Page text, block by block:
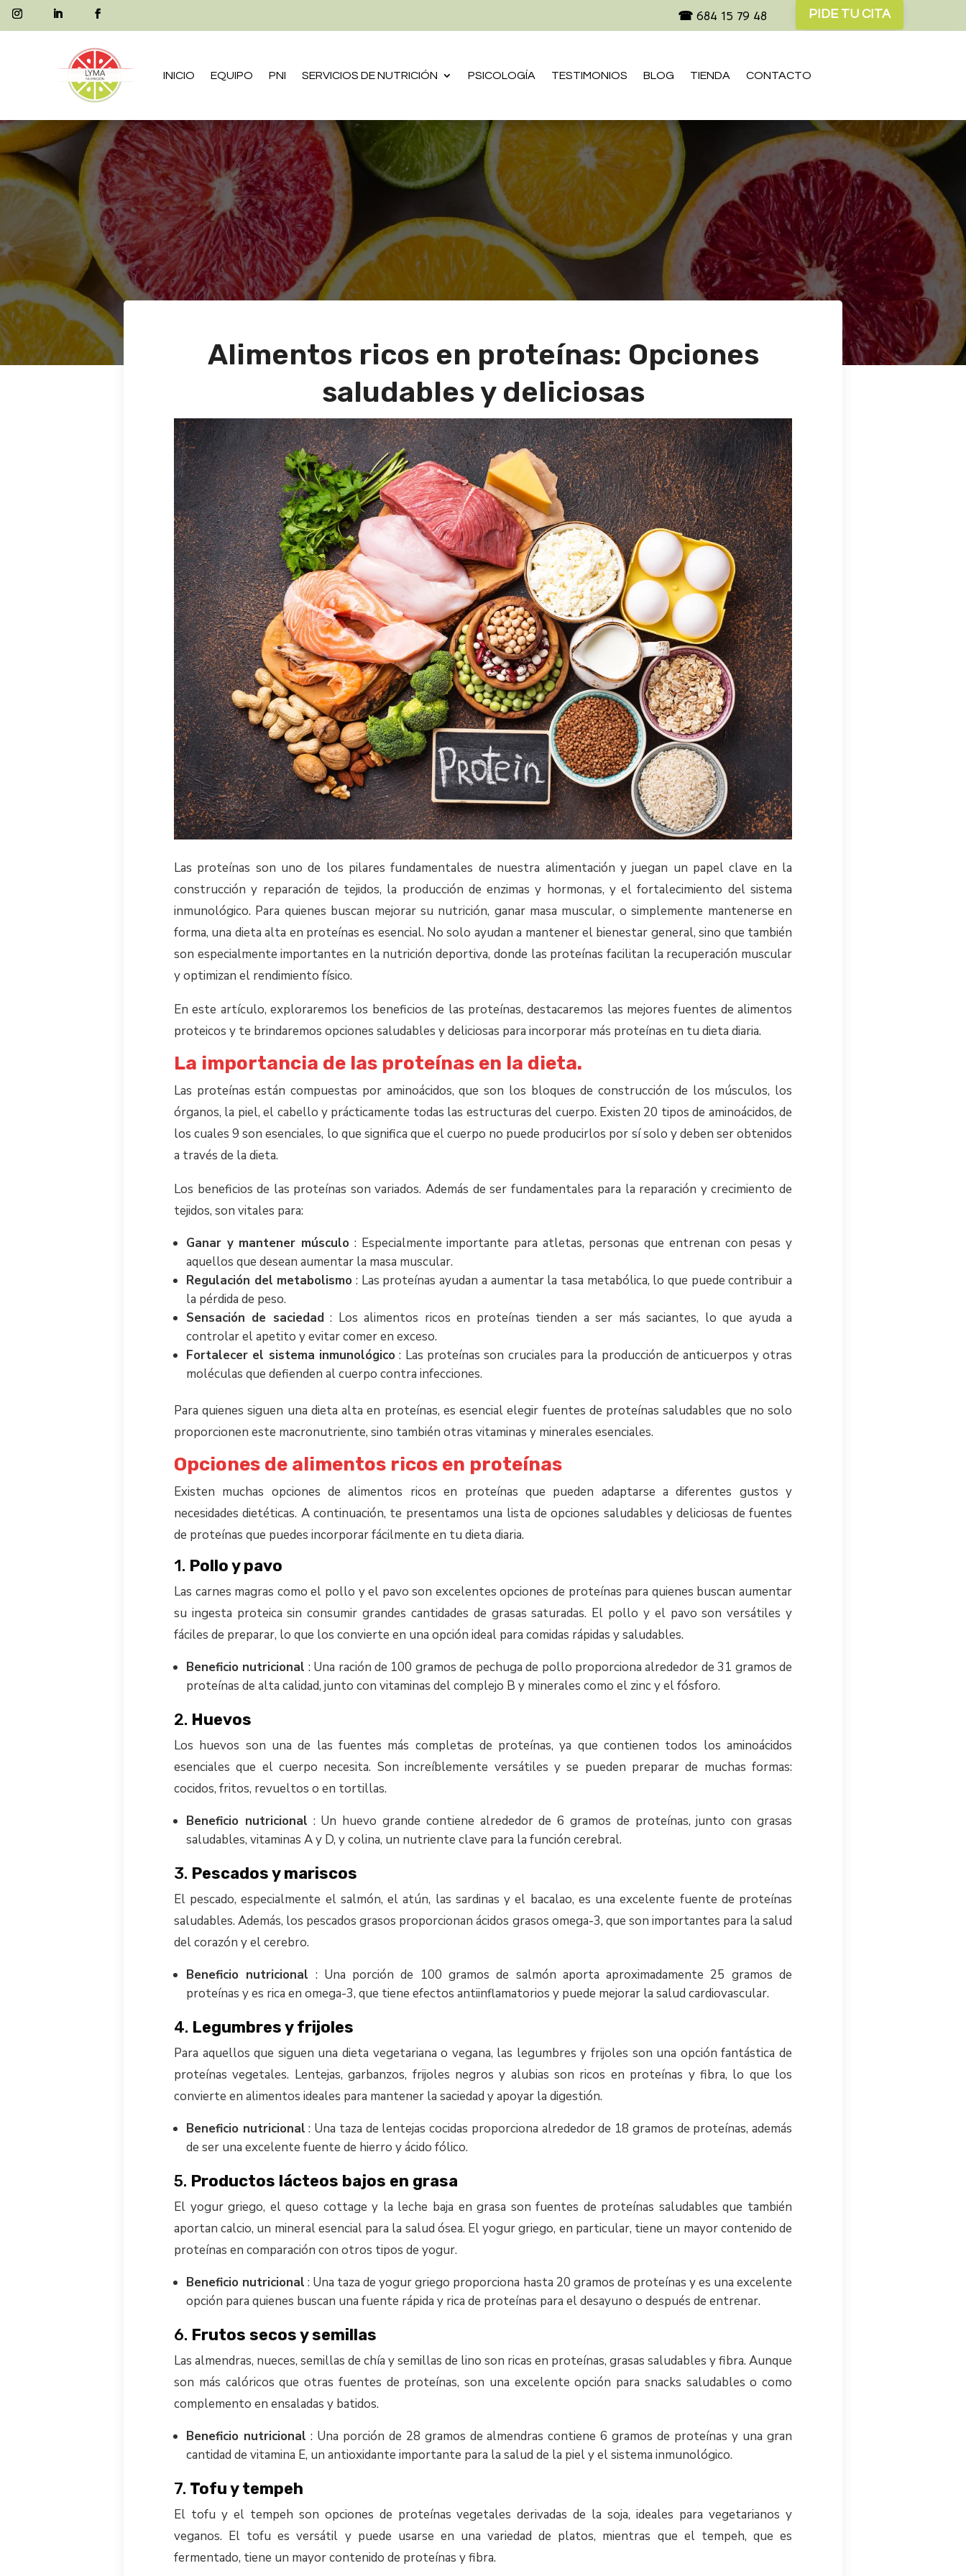
☎ 684 15 79 48 PIDE TU CITA
INICIO EQUIPO PNI SERVICIOS DE NUTRICIÓN PSICOLOGÍA TESTIMONIOS BLOG TIENDA CONTACTO
Alimentos ricos en proteínas: Opciones
saludables y deliciosas
Las proteínas son uno de los pilares fundamentales de nuestra alimentación y juegan un papel clave en la
construcción y reparación de tejidos, la producción de enzimas y hormonas, y el fortalecimiento del sistema
inmunológico. Para quienes buscan mejorar su nutrición, ganar masa muscular, o simplemente mantenerse en
forma, una dieta alta en proteínas es esencial. No solo ayudan a mantener el bienestar general, sino que también
son especialmente importantes en la nutrición deportiva, donde las proteínas facilitan la recuperación muscular
y optimizan el rendimiento físico.
En este artículo, exploraremos los beneficios de las proteínas, destacaremos las mejores fuentes de alimentos
proteicos y te brindaremos opciones saludables y deliciosas para incorporar más proteínas en tu dieta diaria.
La importancia de las proteínas en la dieta.
Las proteínas están compuestas por aminoácidos, que son los bloques de construcción de los músculos, los
órganos, la piel, el cabello y prácticamente todas las estructuras del cuerpo. Existen 20 tipos de aminoácidos, de
los cuales 9 son esenciales, lo que significa que el cuerpo no puede producirlos por sí solo y deben ser obtenidos
a través de la dieta.
Los beneficios de las proteínas son variados. Además de ser fundamentales para la reparación y crecimiento de
tejidos, son vitales para:
Ganar y mantener músculo : Especialmente importante para atletas, personas que entrenan con pesas y
aquellos que desean aumentar la masa muscular.
Regulación del metabolismo : Las proteínas ayudan a aumentar la tasa metabólica, lo que puede contribuir a
la pérdida de peso.
Sensación de saciedad: Los alimentos ricos en proteínas tienden a ser más saciantes, lo que ayuda a
controlar el apetito y evitar comer en exceso.
Fortalecer el sistema inmunológico : Las proteínas son cruciales para la producción de anticuerpos y otras
moléculas que defienden al cuerpo contra infecciones.
Para quienes siguen una dieta alta en proteínas, es esencial elegir fuentes de proteínas saludables que no solo
proporcionen este macronutriente, sino también otras vitaminas y minerales esenciales.
Opciones de alimentos ricos en proteínas
Existen muchas opciones de alimentos ricos en proteínas que pueden adaptarse a diferentes gustos y
necesidades dietéticas. A continuación, te presentamos una lista de opciones saludables y deliciosas de fuentes
de proteínas que puedes incorporar fácilmente en tu dieta diaria.
1. Pollo y pavo
Las carnes magras como el pollo y el pavo son excelentes opciones de proteínas para quienes buscan aumentar
su ingesta proteica sin consumir grandes cantidades de grasas saturadas. El pollo y el pavo son versátiles y
fáciles de preparar, lo que los convierte en una opción ideal para comidas rápidas y saludables.
Beneficio nutricional : Una ración de 100 gramos de pechuga de pollo proporciona alrededor de 31 gramos de
proteínas de alta calidad, junto con vitaminas del complejo B y minerales como el zinc y el fósforo.
2. Huevos
Los huevos son una de las fuentes más completas de proteínas, ya que contienen todos los aminoácidos
esenciales que el cuerpo necesita. Son increíblemente versátiles y se pueden preparar de muchas formas:
cocidos, fritos, revueltos o en tortillas.
Beneficio nutricional : Un huevo grande contiene alrededor de 6 gramos de proteínas, junto con grasas
saludables, vitaminas A y D, y colina, un nutriente clave para la función cerebral.
3. Pescados y mariscos
El pescado, especialmente el salmón, el atún, las sardinas y el bacalao, es una excelente fuente de proteínas
saludables. Además, los pescados grasos proporcionan ácidos grasos omega-3, que son importantes para la salud
del corazón y el cerebro.
Beneficio nutricional : Una porción de 100 gramos de salmón aporta aproximadamente 25 gramos de
proteínas y es rica en omega-3, que tiene efectos antiinflamatorios y puede mejorar la salud cardiovascular.
4. Legumbres y frijoles
Para aquellos que siguen una dieta vegetariana o vegana, las legumbres y frijoles son una opción fantástica de
proteínas vegetales. Lentejas, garbanzos, frijoles negros y alubias son ricos en proteínas y fibra, lo que los
convierte en alimentos ideales para mantener la saciedad y apoyar la digestión.
Beneficio nutricional : Una taza de lentejas cocidas proporciona alrededor de 18 gramos de proteínas, además
de ser una excelente fuente de hierro y ácido fólico.
5. Productos lácteos bajos en grasa
El yogur griego, el queso cottage y la leche baja en grasa son fuentes de proteínas saludables que también
aportan calcio, un mineral esencial para la salud ósea. El yogur griego, en particular, tiene un mayor contenido de
proteínas en comparación con otros tipos de yogur.
Beneficio nutricional : Una taza de yogur griego proporciona hasta 20 gramos de proteínas y es una excelente
opción para quienes buscan una fuente rápida y rica de proteínas para el desayuno o después de entrenar.
6. Frutos secos y semillas
Las almendras, nueces, semillas de chía y semillas de lino son ricas en proteínas, grasas saludables y fibra. Aunque
son más calóricos que otras fuentes de proteínas, son una excelente opción para snacks saludables o como
complemento en ensaladas y batidos.
Beneficio nutricional : Una porción de 28 gramos de almendras contiene 6 gramos de proteínas y una gran
cantidad de vitamina E, un antioxidante importante para la salud de la piel y el sistema inmunológico.
7. Tofu y tempeh
El tofu y el tempeh son opciones de proteínas vegetales derivadas de la soja, ideales para vegetarianos y
veganos. El tofu es versátil y puede usarse en una variedad de platos, mientras que el tempeh, que es
fermentado, tiene un mayor contenido de proteínas y fibra.